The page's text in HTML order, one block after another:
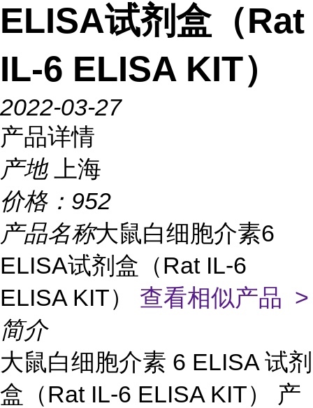
ELISA试剂盒（Rat
IL-6 ELISA KIT）
2022-03-27
产品详情
产地
上海
价格： 952
产品名称大鼠白细胞介素6
ELISA试剂盒（Rat IL-6
ELISA KIT） 查看相似产品 >
简介
大鼠白细胞介素 6 ELISA 试剂
盒（Rat IL-6 ELISA KIT） 产